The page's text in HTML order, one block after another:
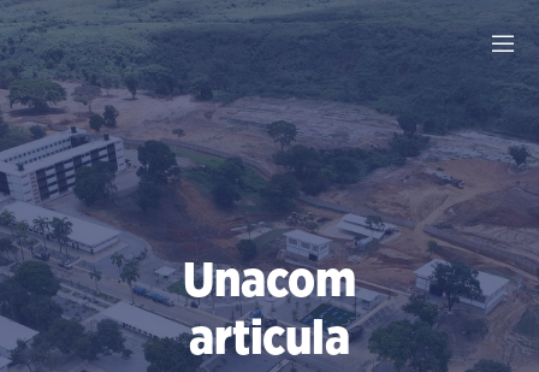
Saltar
al
contenido
Unacom
articula